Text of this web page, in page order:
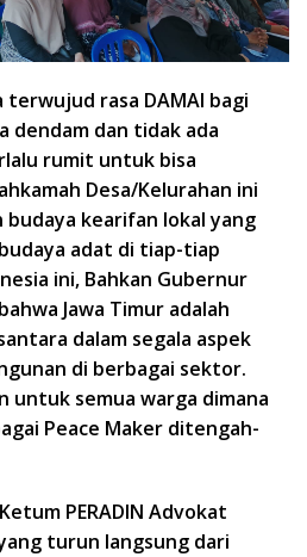
rasa DAMAI bagi
dendam dan tidak ada
rumit untuk bisa
Desa/Kelurahan ini
budaya kearifan lokal yang
adat di tiap-tiap
ini, Bahkan Gubernur
Jawa Timur adalah
dalam segala aspek
di berbagai sektor.
untuk semua warga dimana
Peace Maker ditengah-
PERADIN Advokat
yang turun langsung dari